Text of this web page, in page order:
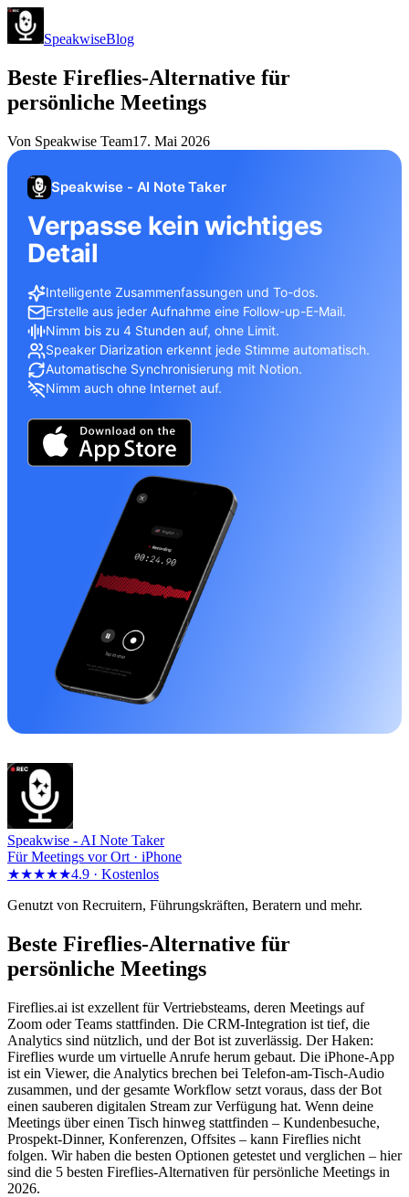
SpeakwiseBlog
Beste Fireflies-Alternative für
persönliche Meetings
Von Speakwise Team17. Mai 2026
Speakwise - AI Note Taker
Verpasse kein wichtiges
Detail
Intelligente Zusammenfassungen und To-dos.
Erstelle aus jeder Aufnahme eine Follow-up-E-Mail.
Nimm bis zu 4 Stunden auf, ohne Limit.
Speaker Diarization erkennt jede Stimme automatisch.
Automatische Synchronisierung mit Notion.
Nimm auch ohne Internet auf.
Speakwise - AI Note Taker
Für Meetings vor Ort · iPhone
★★★★★4.9 · Kostenlos
Genutzt von Recruitern, Führungskräften, Beratern und mehr.
Beste Fireflies-Alternative für
persönliche Meetings
Fireflies.ai ist exzellent für Vertriebsteams, deren Meetings auf
Zoom oder Teams stattfinden. Die CRM-Integration ist tief, die
Analytics sind nützlich, und der Bot ist zuverlässig. Der Haken:
Fireflies wurde um virtuelle Anrufe herum gebaut. Die iPhone-App
ist ein Viewer, die Analytics brechen bei Telefon-am-Tisch-Audio
zusammen, und der gesamte Workflow setzt voraus, dass der Bot
einen sauberen digitalen Stream zur Verfügung hat. Wenn deine
Meetings über einen Tisch hinweg stattfinden – Kundenbesuche,
Prospekt-Dinner, Konferenzen, Offsites – kann Fireflies nicht
folgen. Wir haben die besten Optionen getestet und verglichen – hier
sind die 5 besten Fireflies-Alternativen für persönliche Meetings in
2026.